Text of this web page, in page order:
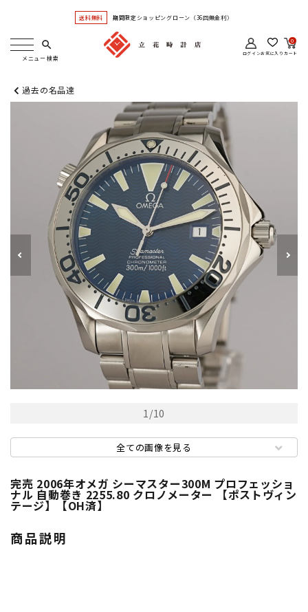
送料無料 期間限定ショッピングローン（36回無金利）
search
ログインお気に入り
0
カート
過去の名品達
1/10
全ての画像を見る
完売 2006年オメガ シーマスター300M プロフェッショ
ナル 自動巻き 2255.80 クロノメーター 【ポストヴィン
テージ】【OH済】
商品説明